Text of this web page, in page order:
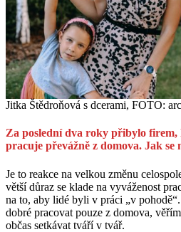
Jitka Štědroňová s dcerami, FOTO:
Za poslední dva roky přibylo firem,
pracuje převážně z domova. Jak se
Je to reakce na velkou změnu
větší důraz se klade na vyváženost
na to, aby lidé byli v práci „v
dobré pracovat pouze z domova,
občas setkávat tváří v tvář.